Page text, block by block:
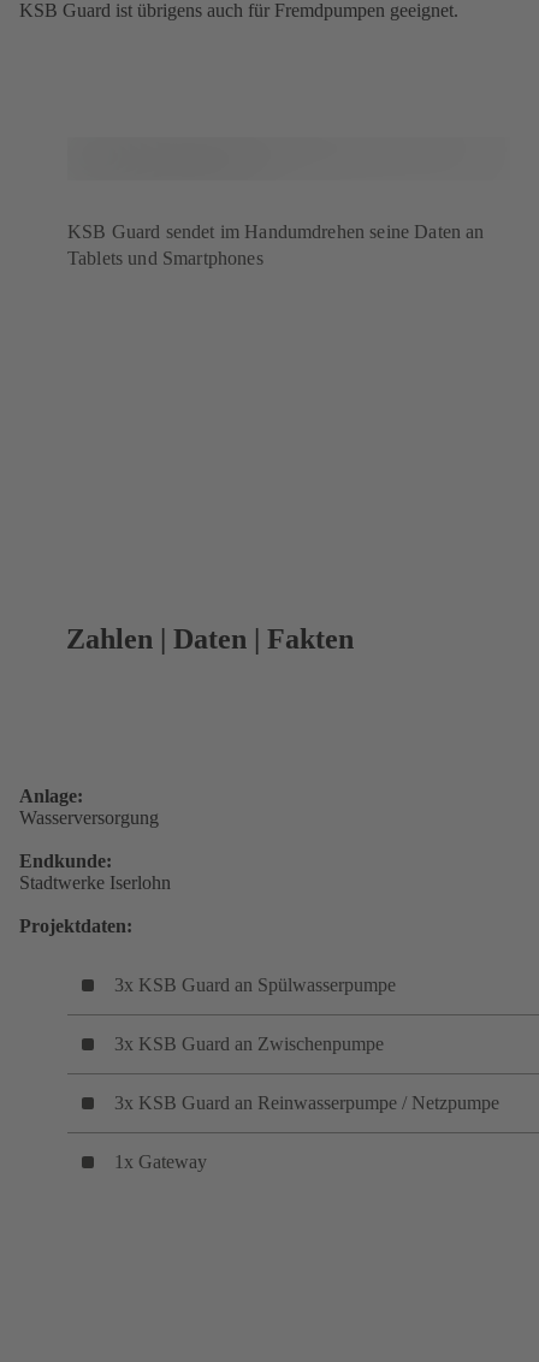
KSB Guard ist übrigens auch für Fremdpumpen geeignet.
KSB Guard sendet im Handumdrehen seine Daten an
Tablets und Smartphones
Zahlen | Daten | Fakten
Anlage:
Wasserversorgung
Endkunde:
Stadtwerke Iserlohn
Projektdaten:
3x KSB Guard an Spülwasserpumpe
3x KSB Guard an Zwischenpumpe
3x KSB Guard an Reinwasserpumpe / Netzpumpe
1x Gateway